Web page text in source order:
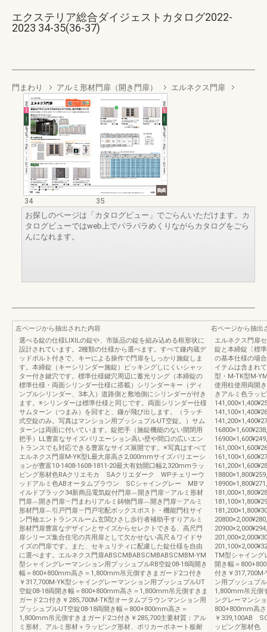
エクステリア総合ダイジェストカタログ2022-
2023 34-35(36-37)
門まわり アルミ形材門扉（開き門扉） エルネクス門扉
34
35
お探しのページは「カタログビュー」でごらんいただけます。カ
タログビューではweb上でパラパラめくりながらカタログをごら
んになれます。
左ページから抽出された内容
選べる錠の仕様LIXILの錠や、市販品の錠を組み込める框形状に
設計されています。2種類の仕様から選べます。すべて鎌内蔵デ
ッドボルト付きで、キーによる操作で門扉をしっかり施錠しま
す。本締錠（キーシリンダー施錠）ピッキングしにくいシャッ
ター付き鍵穴です。標準仕様鍵穴周辺に蓄光リング（本締錠の
標準仕様・両面シリンダー仕様に搭載）シリンダーキー（ディ
ンプルシリンダー、3本入）道路側と敷地側にシリンダーが付き
ます。※シリンダーは標準仕様と同じです。両面シリンダー仕様
サムターン（つまみ）を回すと、鎌が飛び出します。（ラッチ
式空錠のみ。写真はマンション用プッシュプルUT空錠。）サム
ターンは両面に付いています。錠把手（施錠機能のない開閉用
把手）LL豊富なサイズバリエーション高い壁や間口の広いエン
トランスでも対応できる豊富なサイズ展開です。※写真はすべて
エルネクス門扉M-YK型L最大扉高さ2,000mmサイズバリエーシ
ョンが豊富10-1408-1608-1811-20最大有効開口幅2,320mmラッ
ピング形材色RAクリエモカ SAクリエダーク WPチェリーウ
ッドアルミ色ABオータムブラウン SCシャイングレー MBマ
イルドブラック34新商品電気錠付門扉︵開き門扉︶アルミ形材
門扉︵開き門扉︶門まわりアルミ鋳物門扉︵開き門扉︶アルミ
形材門扉︵引戸門扉︶門戸宅配ボックスポスト・機能門柱サイ
ン門袖エントランスルーム玄関ひさし歩行者補助手すりアルミ
形材門扉豊富なデザインとサイズからセレクトできる、高尺門
扉シリーズ集合住宅の共用扉として欠かせない高尺＆ワイドサ
イズの門扉です。また、セキュリティに配慮した錠仕様を自由
に選べます。エルネクス門扉ABSCMBABSCMBABSCMBM-YM
型シャイングレーマンション用プッシュプルRB空錠08-18両開き
幅＝800+800mm高さ＝1,800mm吊元側すきまガード2コ付き
￥317,700M-YK型シャイングレーマンション用プッシュプルUT
空錠08-18両開き幅＝800+800mm高さ＝1,800mm吊元側すきま
ガード2コ付き￥285,700M-TK型オータムブラウンマンション用
プッシュプルUT空錠08-18両開き幅＝800+800mm高さ＝
1,800mm吊元側すきまガード2コ付き￥285,700主要材質：アル
ミ形材、アルミ形材＋ラッピング形材、ポリカーボネート板耐
右ページから抽出
エルネクス門扉
錠と本締錠〔標
の基本仕様の場
イテムは含まれ
型・M-TK型M-
使用柱使用両開
きアルミ色ラッ
TM型シャイング
開き幅＝
付き￥
ン用プッシュプ
1,800mm吊元側
ングレーマンシ
800+800mm高
￥
ッピング形材色